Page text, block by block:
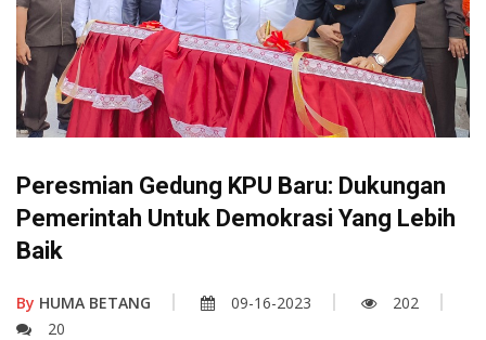
Peresmian Gedung KPU Baru: Dukungan
Pemerintah Untuk Demokrasi Yang Lebih
Baik
By HUMA BETANG 09-16-2023
202
20